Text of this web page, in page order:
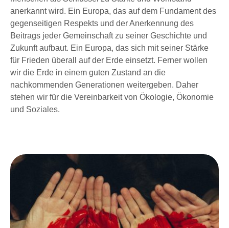
anerkannt wird. Ein Europa, das auf dem Fundament des
gegenseitigen Respekts und der Anerkennung des
Beitrags jeder Gemeinschaft zu seiner Geschichte und
Zukunft aufbaut. Ein Europa, das sich mit seiner Stärke
für Frieden überall auf der Erde einsetzt. Ferner wollen
wir die Erde in einem guten Zustand an die
nachkommenden Generationen weitergeben. Daher
stehen wir für die Vereinbarkeit von Ökologie, Ökonomie
und Soziales.